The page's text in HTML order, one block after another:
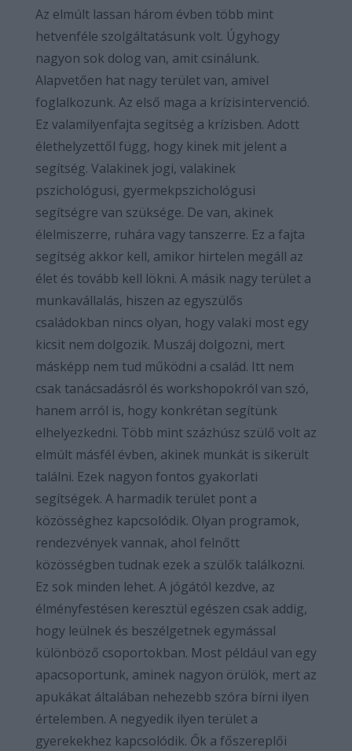
Az elmúlt lassan három évben több mint
hetvenféle szolgáltatásunk volt. Úgyhogy
nagyon sok dolog van, amit csinálunk.
Alapvetően hat nagy terület van, amivel
foglalkozunk. Az első maga a krízisintervenció.
Ez valamilyenfajta segítség a krízisben. Adott
élethelyzettől függ, hogy kinek mit jelent a
segítség. Valakinek jogi, valakinek
pszichológusi, gyermekpszichológusi
segítségre van szüksége. De van, akinek
élelmiszerre, ruhára vagy tanszerre. Ez a fajta
segítség akkor kell, amikor hirtelen megáll az
élet és tovább kell lökni. A másik nagy terület a
munkavállalás, hiszen az egyszülős
családokban nincs olyan, hogy valaki most egy
kicsit nem dolgozik. Muszáj dolgozni, mert
másképp nem tud működni a család. Itt nem
csak tanácsadásról és workshopokról van szó,
hanem arról is, hogy konkrétan segítünk
elhelyezkedni. Több mint százhúsz szülő volt az
elmúlt másfél évben, akinek munkát is sikerült
találni. Ezek nagyon fontos gyakorlati
segítségek. A harmadik terület pont a
közösséghez kapcsolódik. Olyan programok,
rendezvények vannak, ahol felnőtt
közösségben tudnak ezek a szülők találkozni.
Ez sok minden lehet. A jógától kezdve, az
élményfestésen keresztül egészen csak addig,
hogy leülnek és beszélgetnek egymással
különböző csoportokban. Most például van egy
apacsoportunk, aminek nagyon örülök, mert az
apukákat általában nehezebb szóra bírni ilyen
értelemben. A negyedik ilyen terület a
gyerekekhez kapcsolódik. Ők a főszereplői